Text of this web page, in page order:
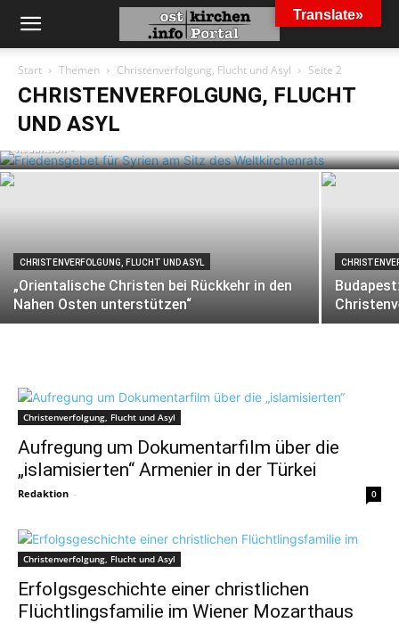
Start Themen Christenverfolgung, Flucht und Asyl Seite 2
CHRISTENVERFOLGUNG, FLUCHT
UND ASYL
CHRISTENVERFOLGUNG, FLUCHT UND ASYL
Friedensgebet für Syrien am Sitz des
Weltkirchenrats
Redaktion -
CHRISTENVERFOLGUNG, FLUCHT UND ASYL
„Orientalische Christen bei Rückkehr in den
Nahen Osten unterstützen“
Christenverfolgung, Flucht und Asyl
Aufregung um Dokumentarfilm über die
„islamisierten“ Armenier in der Türkei
Redaktion - 0
Christenverfolgung, Flucht und Asyl
Erfolgsgeschichte einer christlichen
Flüchtlingsfamilie im Wiener Mozarthaus
Translate»